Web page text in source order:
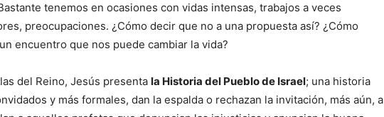
tenemos en ocasiones con vidas intensas, trabajos a veces
preocupaciones. ¿Cómo decir que no a una propuesta así? ¿Cómo
encuentro que nos puede cambiar la vida?
del Reino, Jesús presenta la Historia del Pueblo de Israel; una historia
y más formales, dan la espalda o rechazan la invitación, más aún, a